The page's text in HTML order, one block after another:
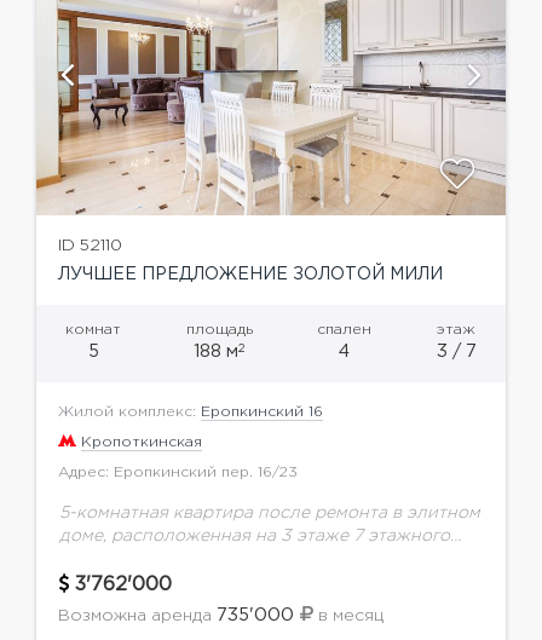
ID 52110
ЛУЧШЕЕ ПРЕДЛОЖЕНИЕ ЗОЛОТОЙ МИЛИ
комнат
5
площадь
188 м2
спален
4
этаж
3 / 7
Жилой комплекс: Еропкинский 16
Кропоткинская
Адрес: Еропкинский пер. 16/23
5-комнатная квартира после ремонта в элитном
доме, расположенная на 3 этаже 7 этажного
остекление. Ремонт в уникальном авторском
3'762'000
Возможна аренда 735'000 в месяц